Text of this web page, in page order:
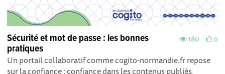
180 0
Sécurité et mot de passe : les bonnes
pratiques
Un portail collaboratif comme cogito-normandie.fr repose
sur la confiance : confiance dans les contenus publiés,